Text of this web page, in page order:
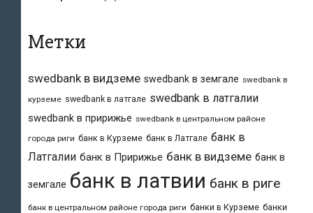
Метки
swedbank в видземе swedbank в земгале swedbank в
курземе swedbank в латгале swedbank в латгалии
swedbank в пририжье swedbank в центральном районе
города риги банк в Курземе банк в Латгале банк в
Латгалии банк в Пририжье банк в видземе банк в
земгале банк в латвии банк в риге
банк в центральном районе города риги банки в Курземе банки